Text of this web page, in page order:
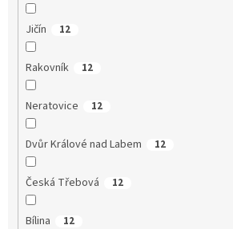
Jičín 12
Rakovník 12
Neratovice 12
Dvůr Králové nad Labem 12
Česká Třebová 12
Bílina 12